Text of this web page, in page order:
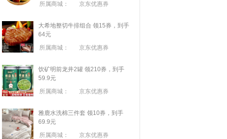
所属商城： 京东优惠券
大希地整切牛排组合 领15券，到手
64元
所属商城：
京东优惠券
饮矿明前龙井2罐 领210券，到手
59.9元
所属商城：
京东优惠券
雅鹿水洗棉三件套 领10券，到手
69.9元
所属商城：
京东优惠券